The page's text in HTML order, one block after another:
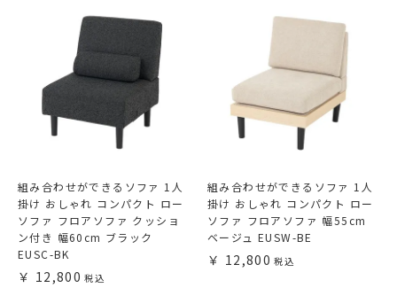
組み合わせができるソファ 1人
掛け おしゃれ コンパクト ロー
ソファ フロアソファ クッショ
ン付き 幅60cm ブラック
EUSC-BK
12,800
組み合わせができるソファ 1人
掛け おしゃれ コンパクト ロー
ソファ フロアソファ 幅55cm
ベージュ EUSW-BE
12,800